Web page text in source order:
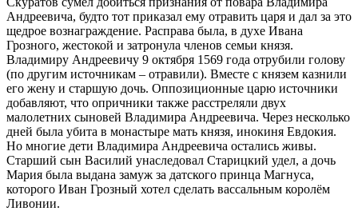
Андреевича, будто тот приказал ему отравить царя и дал за это
щедрое вознаграждение. Расправа была, в духе Ивана
Грозного, жестокой и затронула членов семьи князя.
Владимиру Андреевичу 9 октября 1569 года отрубили голову
(по другим источникам – отравили). Вместе с князем казнили
его жену и старшую дочь. Оппозиционные царю источники
добавляют, что опричники также расстреляли двух
малолетних сыновей Владимира Андреевича. Через несколько
дней была убита в монастыре мать князя, инокиня Евдокия.
Но многие дети Владимира Андреевича остались живы.
Старший сын Василий унаследовал Старицкий удел, а дочь
Мария была выдана замуж за датского принца Магнуса,
которого Иван Грозный хотел сделать вассальным королём
Ливонии.